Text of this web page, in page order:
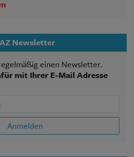
Newsletter
einen Newsletter.
mit Ihrer E-Mail Adresse
Anmelden